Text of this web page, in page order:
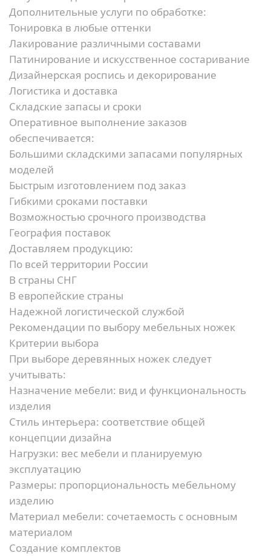
Дополнительные услуги по обработке:
Тонировка в любые оттенки
Лакирование различными составами
Патинирование и искусственное состаривание
Дизайнерская роспись и декорирование
Логистика и доставка
Складские запасы и сроки
Оперативное выполнение заказов
обеспечивается:
Большими складскими запасами популярных
моделей
Быстрым изготовлением под заказ
Гибкими сроками поставки
Возможностью срочного производства
География поставок
Доставляем продукцию:
По всей территории России
В страны СНГ
В европейские страны
Надежной логистической службой
Рекомендации по выбору мебельных ножек
Критерии выбора
При выборе деревянных ножек следует
учитывать:
Назначение мебели: вид и функциональность
изделия
Стиль интерьера: соответствие общей
концепции дизайна
Нагрузки: вес мебели и планируемую
эксплуатацию
Размеры: пропорциональность мебельному
изделию
Материал мебели: сочетаемость с основным
материалом
Создание комплектов